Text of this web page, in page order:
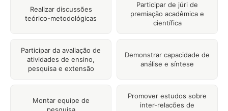
Realizar discussões
teórico-metodológicas
Participar de júri de
premiação acadêmica e
científica
Participar da avaliação de
atividades de ensino,
pesquisa e extensão
Demonstrar capacidade de
análise e síntese
Montar equipe de
Promover estudos sobre
inter-relacões de